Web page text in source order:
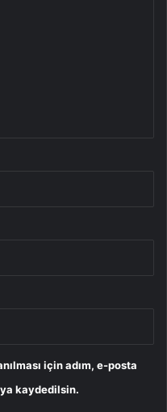
için adım, e-posta
kaydedilsin.